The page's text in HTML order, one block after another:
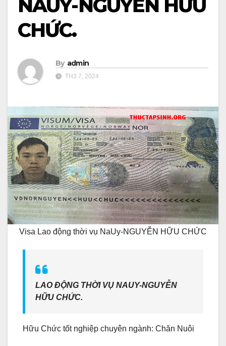
NAUY-NGUYỄN HỮU
CHỨC.
By admin
TH3 7, 2024
Visa Lao động thời vụ NaUy-NGUYỄN HỮU CHỨC
LAO ĐỘNG THỜI VỤ NAUY-NGUYỄN
HỮU CHỨC.
Hữu Chức tốt nghiệp chuyên ngành: Chăn Nuôi